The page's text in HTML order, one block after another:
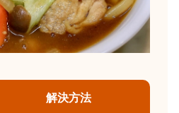
解決方法